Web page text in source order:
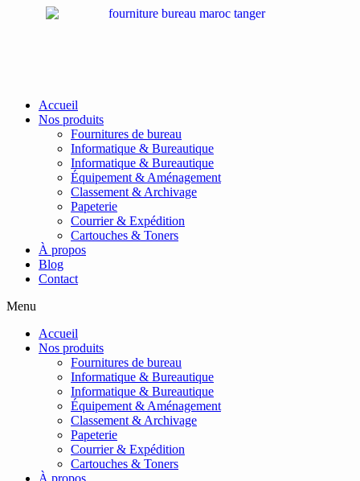
Accueil
Nos produits
Fournitures de bureau
Informatique & Bureautique
Informatique & Bureautique
Équipement & Aménagement
Classement & Archivage
Papeterie
Courrier & Expédition
Cartouches & Toners
À propos
Blog
Contact
Menu
Accueil
Nos produits
Fournitures de bureau
Informatique & Bureautique
Informatique & Bureautique
Équipement & Aménagement
Classement & Archivage
Papeterie
Courrier & Expédition
Cartouches & Toners
À propos